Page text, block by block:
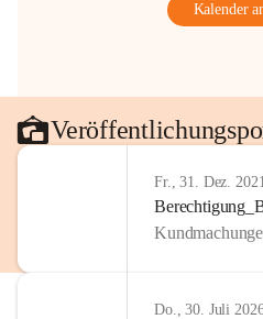
Kalender
Fr., 31. Dez.
Do., 30. Juli